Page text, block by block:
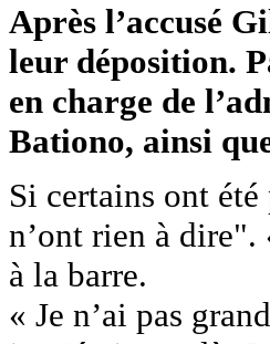
Après l’accusé
leur déposition.
en charge de
Bationo, ainsi
Si certains ont
n’ont rien à dire".
à la barre.
« Je n’ai pas